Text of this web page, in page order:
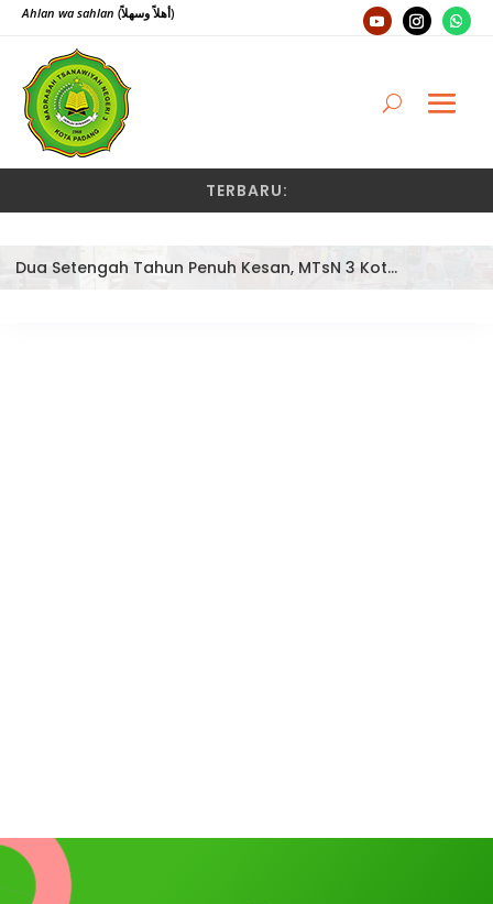
Ahlan wa sahlan (أهلاً وسهلاً)
TERBARU:
Dua Setengah Tahun Penuh Kesan, MTsN 3 Kota Padang Lepas Pengawas Pembina Dra. Nayusminar Nasrun